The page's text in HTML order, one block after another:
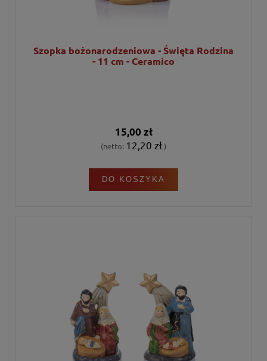
Szopka bożonarodzeniowa - Święta Rodzina
- 11 cm - Ceramico
15,00 zł
(netto: 12,20 zł)
DO KOSZYKA